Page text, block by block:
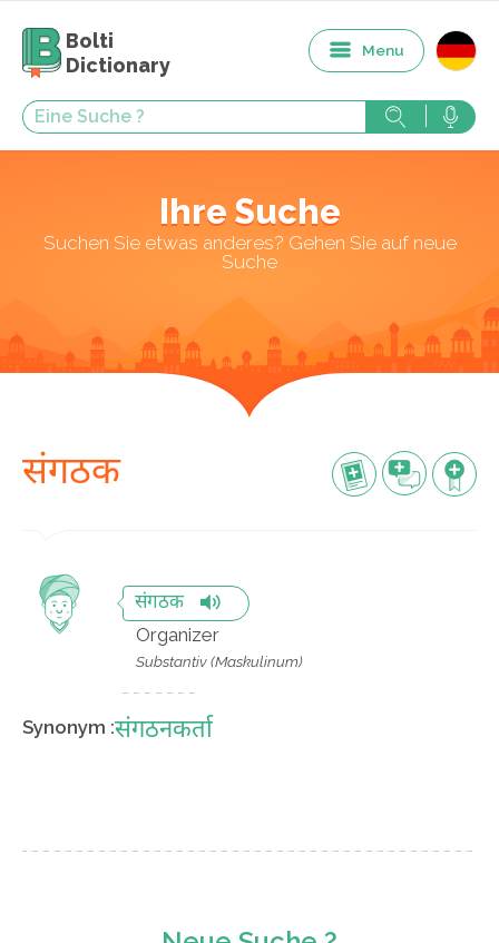
Bolti
Dictionary
Menu
Ihre Suche
Suchen Sie etwas anderes? Gehen Sie auf neue
Suche
संगठक
संगठक
Organizer
Substantiv (Maskulinum)
Synonym :संगठनकर्ता